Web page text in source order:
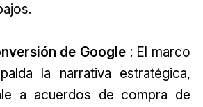
de Google : El marco
la narrativa estratégica,
a acuerdos de compra de